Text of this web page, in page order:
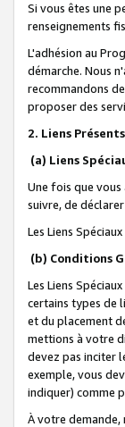
Si vous êtes une
renseignements
L'adhésion au
démarche. Nous
recommandons
proposer des
2. Liens
(a) Liens
Une fois que vous
suivre, de
Les Liens
(b) Conditions
Les Liens
certains types de
et du placement
mettions à votre
devez pas inciter
exemple, vous
indiquer) comme
À votre demande,